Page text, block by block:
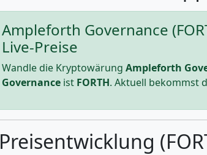
Ampleforth Governance
Live-Preise
Wandle die Kryptowärung Ampleforth
Governance ist FORTH. Aktuell bekommst
Preisentwicklung